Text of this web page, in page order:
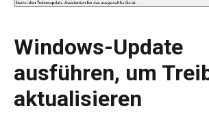
Windows-Update
ausführen, um
aktualisieren